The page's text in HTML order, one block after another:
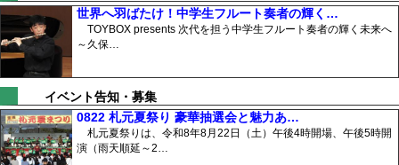
世界へ羽ばたけ！中学生フルート奏者の輝く…
TOYBOX presents 次代を担う中学生フルート奏者の輝く未来へ
～久保…
イベント告知・募集
0822 札元夏祭り 豪華抽選会と魅力あ…
札元夏祭りは、令和8年8月22日（土）午後4時開場、午後5時開
演（雨天順延～2…